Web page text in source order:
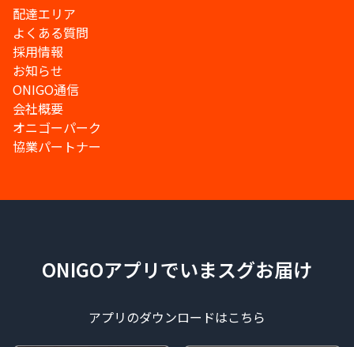
配達エリア
よくある質問
採用情報
お知らせ
ONIGO通信
会社概要
オニゴーパーク
協業パートナー
ONIGOアプリでいまスグお届け
アプリのダウンロードはこちら